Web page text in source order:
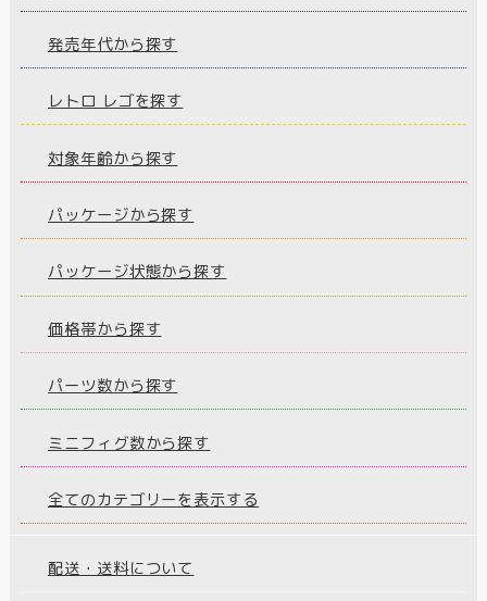
発売年代から探す
レトロ レゴを探す
対象年齢から探す
パッケージから探す
パッケージ状態から探す
価格帯から探す
パーツ数から探す
ミニフィグ数から探す
全てのカテゴリーを表示する
配送・送料について